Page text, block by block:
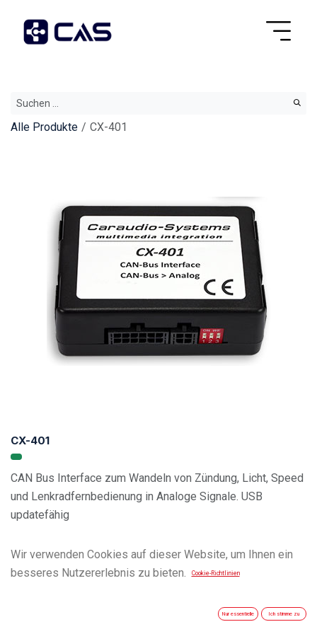
Alle Produkte CX-401
CX-401
CAN Bus Interface zum Wandeln von Zündung, Licht, Speed
und Lenkradfernbedienung in Analoge Signale. USB
updatefähig
Vehicle Compatibility List
Wir verwenden Cookies auf dieser Website, um Ihnen ein
besseres Nutzererlebnis zu bieten.
Cookie-Richtlinien
Nur essentielle Ich stimme zu